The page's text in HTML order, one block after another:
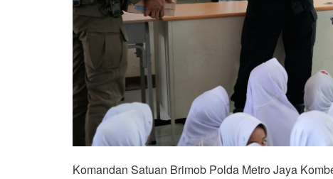
Komandan Satuan Brimob Polda Metro Jaya